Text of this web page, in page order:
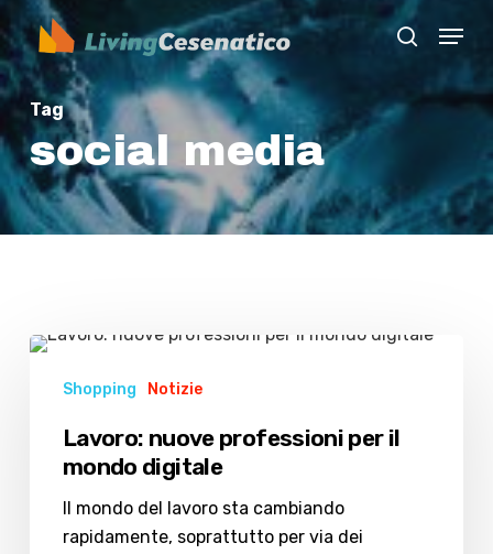
Skip
to
main
content
search
Menu
Tag
social media
Lavoro:
digitale
Shopping Notizie
Lavoro: nuove professioni per il
mondo digitale
Il mondo del lavoro sta cambiando
rapidamente, soprattutto per via dei
Close
Menu